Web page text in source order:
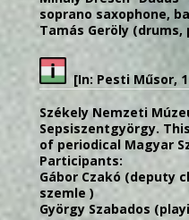
soprano saxophone,
Tamás Geröly (drums,
[In: Pesti Műsor,
Székely Nemzeti
Sepsiszentgyörgy.
of periodical Magyar
Participants:
Gábor Czakó (deputy
szemle )
György Szabados